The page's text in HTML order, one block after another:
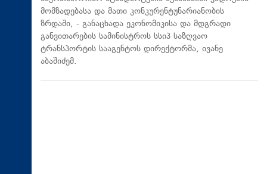
მომზადებასა და მათი კონკურენტუნარიანობის
ზრდაში, - განაცხადა ეკონომიკისა და მდგრადი
განვითარების სამინისტროს სსიპ საზღვაო
ტრანსპორტის სააგენტოს დირექტორმა, ივანე
აბაშიძემ.